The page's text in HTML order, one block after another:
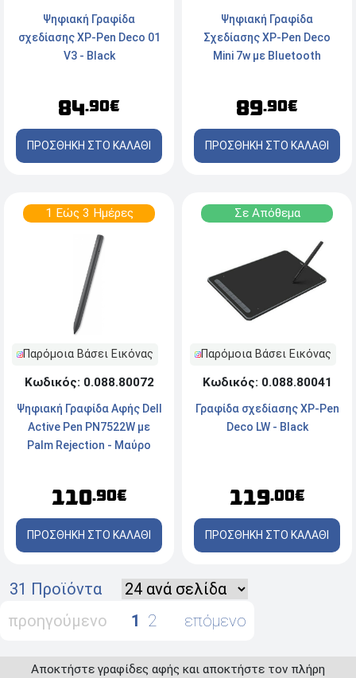
Ψηφιακή Γραφίδα
σχεδίασης XP-Pen Deco 01
V3 - Black
84.90€
ΠΡΟΣΘΗΚΗ ΣΤΟ ΚΑΛΑΘΙ
Ψηφιακή Γραφίδα
Σχεδίασης XP-Pen Deco
Mini 7w με Bluetooth
89.90€
ΠΡΟΣΘΗΚΗ ΣΤΟ ΚΑΛΑΘΙ
1 Εώς 3 Ημέρες
Παρόμοια Βάσει Εικόνας
Κωδικός: 0.088.80072
Ψηφιακή Γραφίδα Αφής Dell
Active Pen PN7522W με
Palm Rejection - Μαύρο
110.90€
ΠΡΟΣΘΗΚΗ ΣΤΟ ΚΑΛΑΘΙ
Σε Απόθεμα
Παρόμοια Βάσει Εικόνας
Κωδικός: 0.088.80041
Γραφίδα σχεδίασης XP-Pen
Deco LW - Black
119.00€
ΠΡΟΣΘΗΚΗ ΣΤΟ ΚΑΛΑΘΙ
31 Προϊόντα
προηγούμενο
1 2 επόμενο
Αποκτήστε γραφίδες αφής και αποκτήστε τον πλήρη